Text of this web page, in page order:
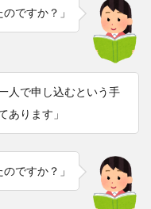
ですか？」
人で申し込むという手
あります」
ですか？」